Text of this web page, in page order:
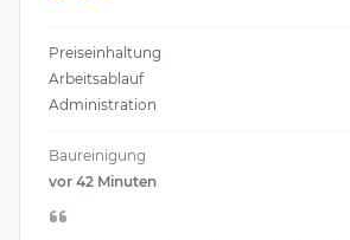
Preiseinhaltung
Arbeitsablauf
Administration
Baureinigung
vor 42 Minuten